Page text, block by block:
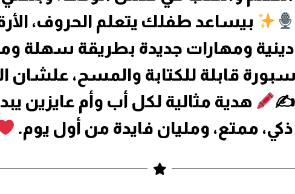
بيساعد طفلك يتعلم الحروف،
ومهارات جديدة بطريقة سهلة
قابلة للكتابة والمسح، علشان
✍
هدية مثالية لكل أب وأم عايزين
ممتع، ومليان فايدة من أول يوم.